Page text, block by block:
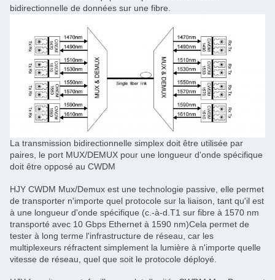
bidirectionnelle de données sur une fibre.
La transmission bidirectionnelle simplex doit être utilisée par
paires, le port MUX/DEMUX pour une longueur d'onde spécifique
doit être opposé au CWDM
HJY CWDM Mux/Demux est une technologie passive, elle permet
de transporter n'importe quel protocole sur la liaison, tant qu'il est
à une longueur d'onde spécifique (c.-à-d.T1 sur fibre à 1570 nm
transporté avec 10 Gbps Ethernet à 1590 nm)Cela permet de
tester à long terme l'infrastructure de réseau, car les
multiplexeurs réfractent simplement la lumière à n'importe quelle
vitesse de réseau, quel que soit le protocole déployé.